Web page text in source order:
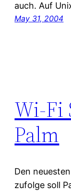
auch. Auf
May 31, 2004
Wi-Fi
Palm
Den
zufolge soll